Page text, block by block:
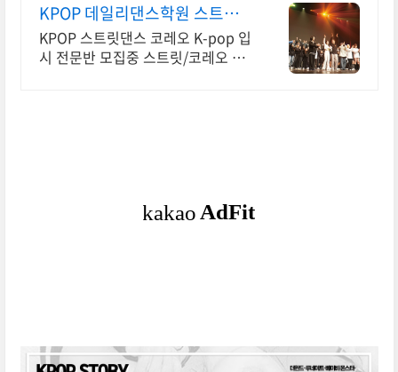
KPOP 데일리댄스학원 스트릿
댄스 코레오 입시전문반
KPOP 스트릿댄스 코레오 K-pop 입
시 전문반 모집중 스트릿/코레오 입